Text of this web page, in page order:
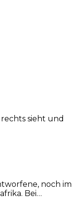
sieht und
noch im
Bei…